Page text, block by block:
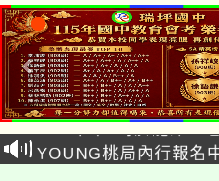
「本色祭」8/29、30在
場熱烈登場!
8/21下午1時於龍潭區
徵才活動。
YOUNG桃局內行報名